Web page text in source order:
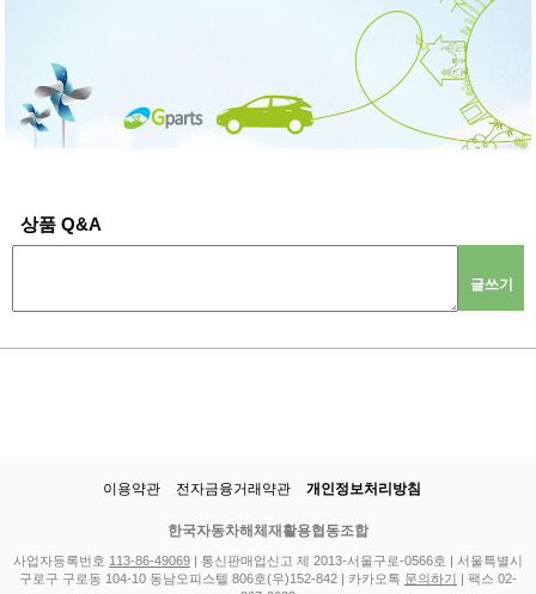
상품 Q&A
글쓰기
이용약관 전자금융거래약관 개인정보처리방침
한국자동차해체재활용협동조합
사업자등록번호 113-86-49069 | 통신판매업신고 제 2013-서울구로-0566호 | 서울특별시
구로구 구로동 104-10 동남오피스텔 806호(우)152-842 | 카카오톡 문의하기
| 팩스 02-